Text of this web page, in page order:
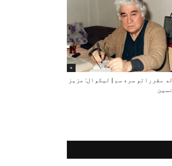
+
له مقرراتو سره سم | لیکوال: عزیز
نسین